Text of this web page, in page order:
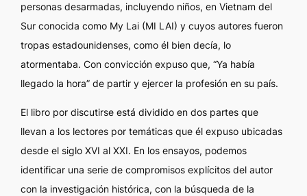
personas desarmadas, incluyendo niños, en Vietnam del
Sur conocida como My Lai (MI LAI) y cuyos autores fueron
tropas estadounidenses, como él bien decía, lo
atormentaba. Con convicción expuso que, “Ya había
llegado la hora” de partir y ejercer la profesión en su país.
El libro por discutirse está dividido en dos partes que
llevan a los lectores por temáticas que él expuso ubicadas
desde el siglo XVI al XXI. En los ensayos, podemos
identificar una serie de compromisos explícitos del autor
con la investigación histórica, con la búsqueda de la